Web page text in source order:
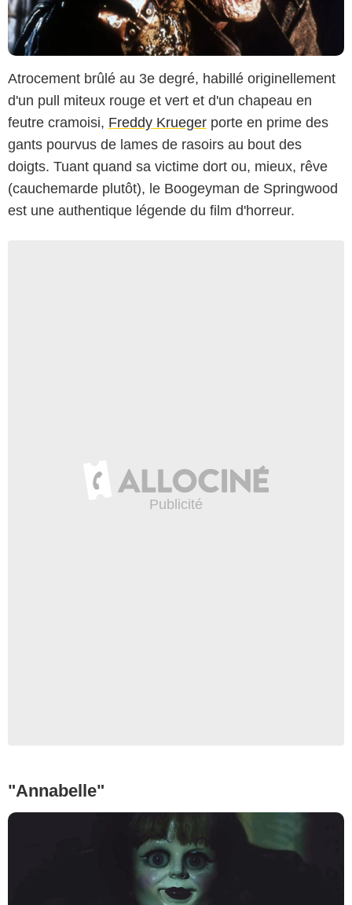
Atrocement brûlé au 3e degré, habillé originellement
d'un pull miteux rouge et vert et d'un chapeau en
feutre cramoisi, Freddy Krueger porte en prime des
gants pourvus de lames de rasoirs au bout des
doigts. Tuant quand sa victime dort ou, mieux, rêve
(cauchemarde plutôt), le Boogeyman de Springwood
est une authentique légende du film d'horreur.
"Annabelle"